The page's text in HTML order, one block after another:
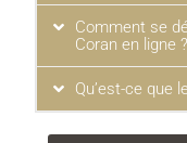
Comment se
Coran en ligne ?
Qu’est-ce que